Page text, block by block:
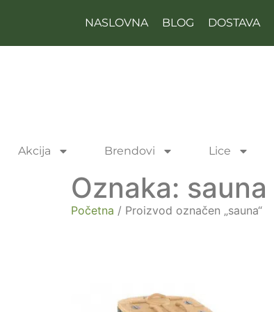
NASLOVNA BLOG DOSTAVA
Akcija Brendovi Lice
Oznaka: sauna
Početna / Proizvod označen „sauna“